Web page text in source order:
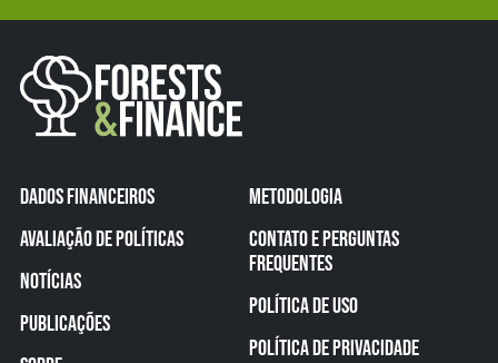
DADOS FINANCEIROS
AVALIAÇÃO DE POLÍTICAS
NOTÍCIAS
PUBLICAÇÕES
METODOLOGIA
CONTATO E PERGUNTAS
FREQUENTES
POLÍTICA DE USO
POLÍTICA DE PRIVACIDADE